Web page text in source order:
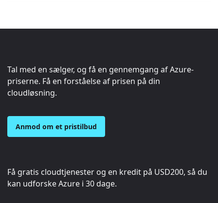
Tal med en sælger, og få en gennemgang af Azure-
priserne. Få en forståelse af prisen på din
cloudløsning.
Anmod om et pristilbud
Få gratis cloudtjenester og en kredit på USD200, så du
kan udforske Azure i 30 dage.